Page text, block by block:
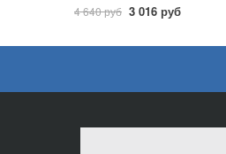
4 640 руб 3 016 руб